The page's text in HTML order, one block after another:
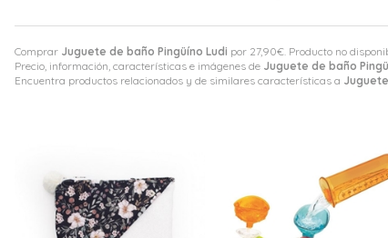
Comprar Juguete de baño Pingüíno Ludi por 27,90€ . Producto no
Precio, información, características e imágenes de Juguete de baño
Encuentra productos relacionados y de similares características a